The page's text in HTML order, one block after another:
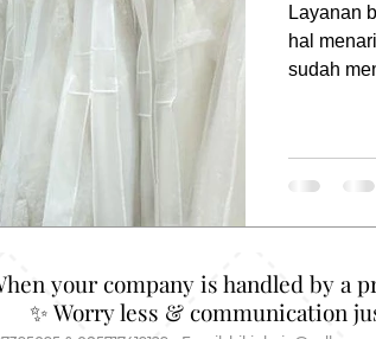
Layanan
hal
sudah
your company is handled by a
✨ Worry less & communication